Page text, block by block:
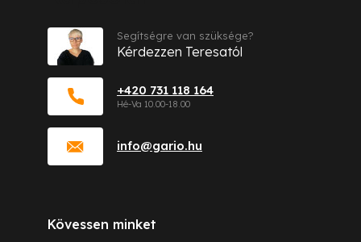
info@gario.hu
+420 731 118 164
Segítségre van szüksége?
Kérdezzen Teresatól
Kövessen minket